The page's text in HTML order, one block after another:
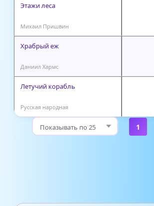
Этажи леса
Михаил Пришвин
Храбрый еж
Даниил Хармс
Летучий корабль
Русская народная
1